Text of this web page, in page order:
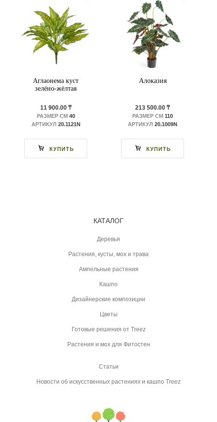
Аглаонема куст
зелёно-жёлтая
11 900.00 ₸
РАЗМЕР СМ40
АРТИКУЛ 20.1121N
КУПИТЬ
Алоказия
213 500.00 ₸
РАЗМЕР СМ 110
АРТИКУЛ 20.1009N
КУПИТЬ
КАТАЛОГ
Деревья
Растения, кусты, мох и трава
Ампельные растения
Кашпо
Дизайнерские композиции
Цветы
Готовые решения от Treez
Растения и мох для Фитостен
Статьи
Новости об искусственных растениях и кашпо Treez